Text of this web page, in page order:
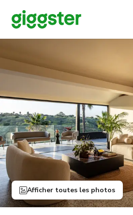
Afficher toutes les photos